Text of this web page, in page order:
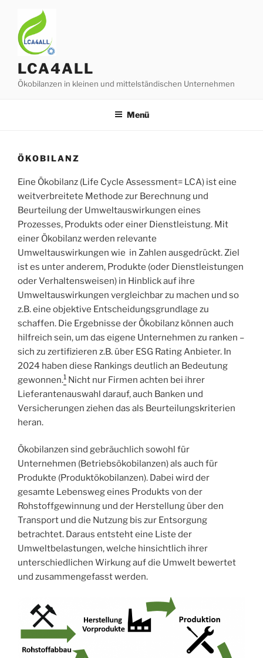
springen
LCA4ALL
Ökobilanzen in kleinen und mittelständischen Unternehmen
Menü
ÖKOBILANZ
Eine Ökobilanz (Life Cycle Assessment= LCA) ist eine
weitverbreitete Methode zur Berechnung und
Beurteilung der Umweltauswirkungen eines
Prozesses, Produkts oder einer Dienstleistung. Mit
einer Ökobilanz werden relevante
Umweltauswirkungen wie in Zahlen ausgedrückt. Ziel
ist es unter anderem, Produkte (oder Dienstleistungen
oder Verhaltensweisen) in Hinblick auf ihre
Umweltauswirkungen vergleichbar zu machen und so
z.B. eine objektive Entscheidungsgrundlage zu
schaffen. Die Ergebnisse der Ökobilanz können auch
hilfreich sein, um das eigene Unternehmen zu ranken –
sich zu zertifizieren z.B. über ESG Rating Anbieter. In
2024 haben diese Rankings deutlich an Bedeutung
gewonnen.1 Nicht nur Firmen achten bei ihrer
Lieferantenauswahl darauf, auch Banken und
Versicherungen ziehen das als Beurteilungskriterien
heran.
Ökobilanzen sind gebräuchlich sowohl für
Unternehmen (Betriebsökobilanzen) als auch für
Produkte (Produktökobilanzen). Dabei wird der
gesamte Lebensweg eines Produkts von der
Rohstoffgewinnung und der Herstellung über den
Transport und die Nutzung bis zur Entsorgung
betrachtet. Daraus entsteht eine Liste der
Umweltbelastungen, welche hinsichtlich ihrer
unterschiedlichen Wirkung auf die Umwelt bewertet
und zusammengefasst werden.